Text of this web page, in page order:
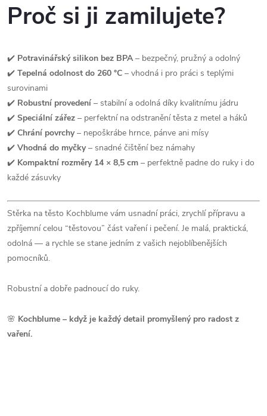
Proč si ji zamilujete?
✔️ Potravinářský silikon bez BPA– bezpečný, pružný a odolný
✔️ Tepelná odolnost do 260 °C – vhodná i pro práci s teplými
surovinami
✔️ Robustní provedení – stabilní a odolná díky kvalitnímu jádru
✔️ Speciální zářez – perfektní na odstranění těsta z metel a háků
✔️ Chrání povrchy– nepoškrábe hrnce, pánve ani mísy
✔️ Vhodná do myčky– snadné čištění bez námahy
✔️ Kompaktní rozměry 14 × 8,5 cm – perfektně padne do ruky i do
každé zásuvky
Stěrka na těsto Kochblume vám usnadní práci, zrychlí přípravu a
zpříjemní celou “těstovou” část vaření i pečení. Je malá, praktická,
odolná — a rychle se stane jedním z vašich nejoblíbenějších
pomocníků.
Robustní a dobře padnoucí do ruky.
🌸 Kochblume – když je každý detail promyšlený pro radost z
vaření.